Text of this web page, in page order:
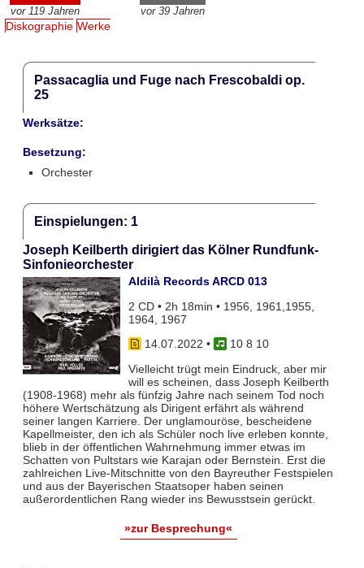
vor 119 Jahren vor 39 Jahren
Diskographie Werke
Passacaglia und Fuge nach Frescobaldi op.
25
Werksätze:
Besetzung:
Orchester
Einspielungen: 1
Joseph Keilberth dirigiert das Kölner Rundfunk-
Sinfonieorchester
Aldilà Records ARCD 013
2 CD • 2h 18min • 1956, 1961,1955,
1964, 1967
14.07.2022 •
10 8 10
Vielleicht trügt mein Eindruck, aber mir
will es scheinen, dass Joseph Keilberth
(1908-1968) mehr als fünfzig Jahre nach seinem Tod noch
höhere Wertschätzung als Dirigent erfährt als während
seiner langen Karriere. Der unglamouröse, bescheidene
Kapellmeister, den ich als Schüler noch live erleben konnte,
blieb in der öffentlichen Wahrnehmung immer etwas im
Schatten von Pultstars wie Karajan oder Bernstein. Erst die
zahlreichen Live-Mitschnitte von den Bayreuther Festspielen
und aus der Bayerischen Staatsoper haben seinen
außerordentlichen Rang wieder ins Bewusstsein gerückt.
»zur Besprechung«